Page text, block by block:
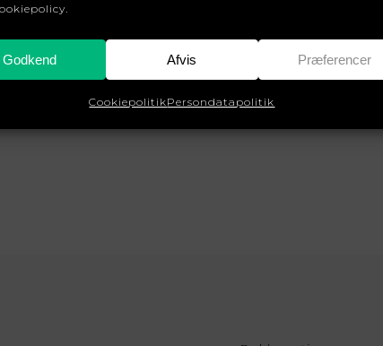
Godkend Afvis Præferencer
CookiepolitikPersondatapolitik